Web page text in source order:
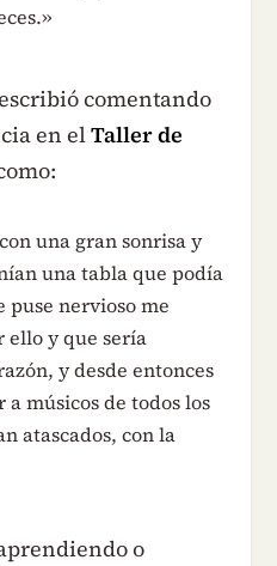
comentando
en elTaller de
una gran sonrisa y
una tabla que podía
nervioso me
ello y que sería
y desde entonces
músicos de todos los
atascados, con la
o